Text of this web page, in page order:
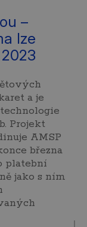
–
lze
a je
Projekt
AMSP
března
platební
jako s ním